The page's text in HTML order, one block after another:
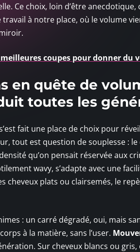
Ce choix, loin d’être
à notre place, où le volume
meilleures coupes pour donner du
en quête de
toutes les
fait une place de choix pour
tout est question de souplesse :
qu’on pensait réservée aux
wavy, s’adapte avec une
cheveux plats ou clairsemés, le
: un carré dégradé, oui, mais
à la matière, sans l’user.
Sur cheveux blancs ou